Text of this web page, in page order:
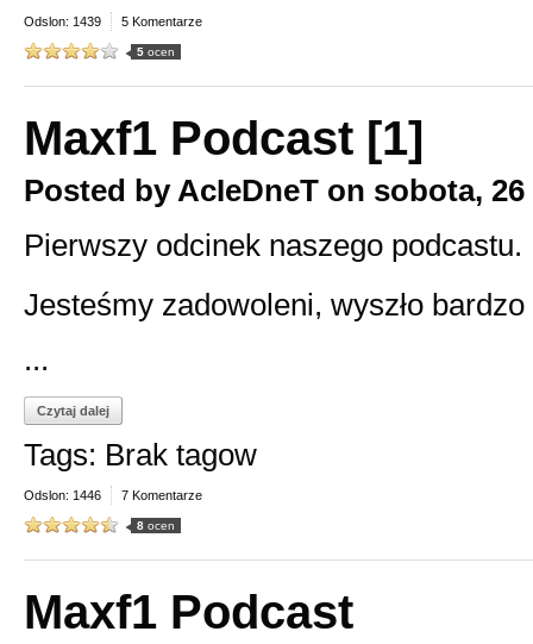
Odslon: 1439 5 Komentarze
5 ocen
Maxf1 Podcast [1]
Posted by AcIeDneT on sobota,
Pierwszy odcinek naszego podcastu.
Jesteśmy zadowoleni, wyszło
...
Czytaj dalej
Tags: Brak tagow
Odslon: 1446 7 Komentarze
8 ocen
Maxf1 Podcast